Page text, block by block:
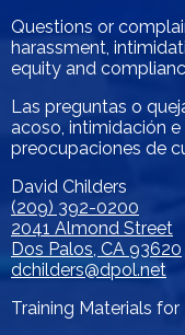
Questions or
harassment,
equity and
Las preguntas o
acoso, intimidación
preocupaciones de
David Childers
(209) 392-0200
2041 Almond Street
Dos Palos, CA 93620
dchilders@dpol.net
Training Materials